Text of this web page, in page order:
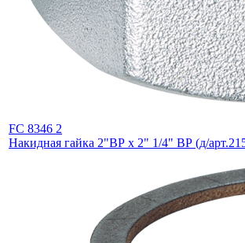
FC 8346 2
Накидная гайка 2"ВР х 2" 1/4" ВР (д/